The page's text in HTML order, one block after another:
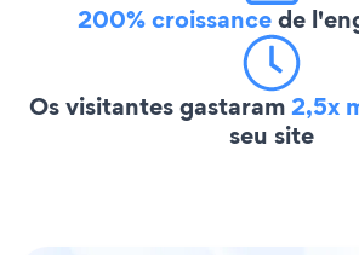
200% croissancede
Os visitantes gastaram2,5x
seu site